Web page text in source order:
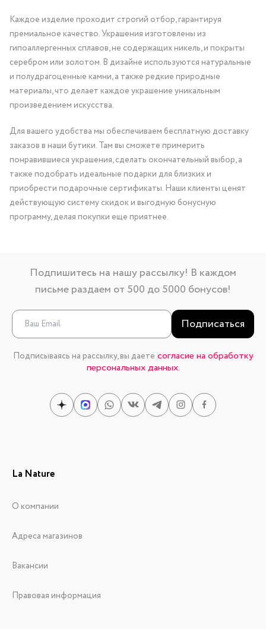
Каждое изделие проходит строгий отбор, гарантируя
премиальное качество. Украшения изготовлены из
гипоаллергенных сплавов, не содержащих никель, и покрыты
серебром или золотом. В дизайне используются натуральные
и полудрагоценные камни, а также редкие природные
материалы, что делает каждое украшение уникальным
произведением искусства.
Для вашего удобства мы обеспечиваем бесплатную доставку
заказов в наши бутики. Там вы сможете примерить
понравившиеся украшения, сделать окончательный выбор, а
также подобрать идеальные подарки для близких и
приобрести подарочные сертификаты. Наши клиенты ценят
действующую систему скидок и выгодную бонусную
программу, делая покупки еще приятнее.
Подпишитесь на нашу рассылку! В каждом
письме раздаем от 500 до 5000 бонусов!
Подписаться
Подписываясь на рассылку, вы даете согласие на обработку
персональных данных.
La Nature
О компании
Адреса магазинов
Вакансии
Правовая информация